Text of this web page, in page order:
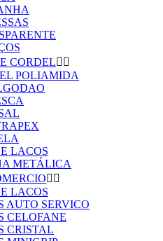
CORDEL 
POLIAMIDA
LACOS
METÁLICA
 
LACOS
AUTO SERVICO
CELOFANE
CRISTAL